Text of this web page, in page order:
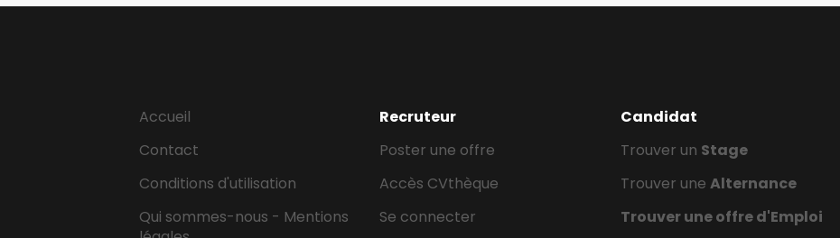
Accueil
Contact
Conditions d'utilisation
Qui sommes-nous - Mentions
Recruteur
Poster une offre
Accès CVthèque
Se connecter
Candidat
Trouver un Stage
Trouver une Alternance
Trouver une offre d'Emploi